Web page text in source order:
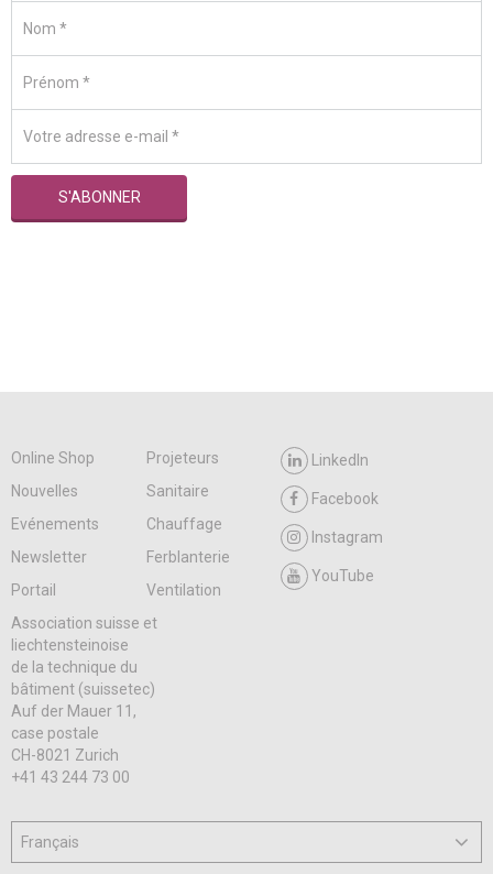
Online Shop
Projeteurs
Nouvelles
Sanitaire
Evénements
Chauffage
Newsletter
Ferblanterie
Portail
Ventilation
LinkedIn
Facebook
Instagram
YouTube
Association suisse et
liechtensteinoise
de la technique du
bâtiment (suissetec)
Auf der Mauer 11,
case postale
CH-8021 Zurich
+41 43 244 73 00